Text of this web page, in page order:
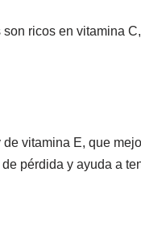
ricos en vitamina
vitamina E, que
pérdida y ayuda a